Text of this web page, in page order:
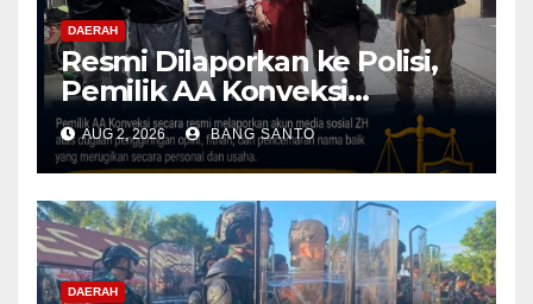
DAERAH
Resmi Dilaporkan ke Polisi,
Pemilik AA Konveksi
Didampingi Tim Advokat
Lentera Netizen Indonesia (L-
NET-ID)
AUG 2, 2026 BANG SANTO
DAERAH